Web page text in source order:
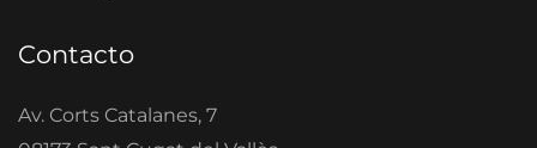
Contacto
Av. Corts Catalanes, 7